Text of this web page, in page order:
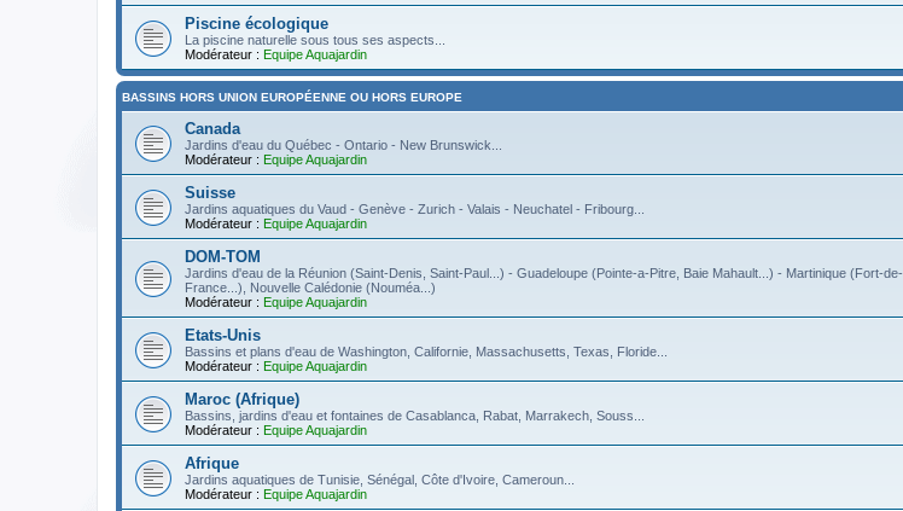
Piscine écologique
La piscine naturelle sous tous ses aspects...
Modérateur : Equipe Aquajardin
BASSINS HORS UNION EUROPÉENNE OU HORS EUROPE
Canada
Jardins d'eau du Québec - Ontario - New Brunswick...
Modérateur : Equipe Aquajardin
Suisse
Jardins aquatiques du Vaud - Genève - Zurich - Valais - Neuchatel - Fribourg...
Modérateur : Equipe Aquajardin
DOM-TOM
Jardins d'eau de la Réunion (Saint-Denis, Saint-Paul...) - Guadeloupe (Pointe-a-Pitre, Baie Mahault...) - Martinique (Fort-de-
France...), Nouvelle Calédonie (Nouméa...)
Modérateur : Equipe Aquajardin
Etats-Unis
Bassins et plans d'eau de Washington, Californie, Massachusetts, Texas, Floride...
Modérateur : Equipe Aquajardin
Maroc (Afrique)
Bassins, jardins d'eau et fontaines de Casablanca, Rabat, Marrakech, Souss...
Modérateur : Equipe Aquajardin
Afrique
Jardins aquatiques de Tunisie, Sénégal, Côte d'Ivoire, Cameroun...
Modérateur : Equipe Aquajardin